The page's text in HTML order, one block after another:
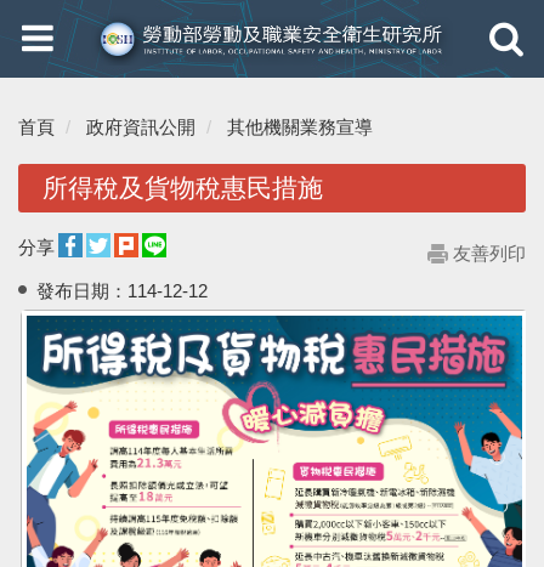
Toggle
navigation
Toggle
首頁 政府資訊公開 其他機關業務宣導
所得稅及貨物稅惠民措施
分享
友善列印
發布日期： 114-12-12